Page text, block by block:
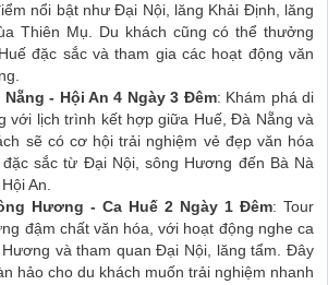
nổi bật như Đại Nội, lăng Khải Định, lăng
Thiên Mụ. Du khách cũng có thể thưởng
đặc sắc và tham gia các hoạt động văn
- Hội An 4 Ngày 3 Đêm: Khám phá di
với lịch trình kết hợp giữa Huế, Đà Nẵng và
sẽ có cơ hội trải nghiệm vẻ đẹp văn hóa
sắc từ Đại Nội, sông Hương đến Bà Nà
An.
Hương - Ca Huế 2 Ngày 1 Đêm: Tour
đậm chất văn hóa, với hoạt động nghe ca
và tham quan Đại Nội, lăng tẩm. Đây
hảo cho du khách muốn trải nghiệm nhanh